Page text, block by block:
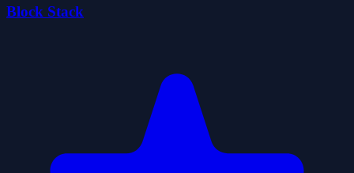
Block Stack